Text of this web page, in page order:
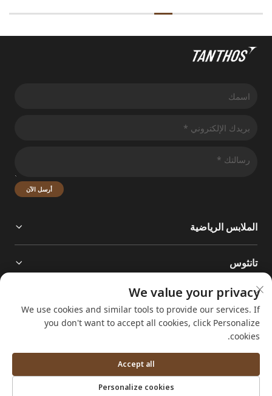
أرسل الآن
الملابس الرياضية
تانثوس
اتصل بنا
ADD：الغرفة ١١٠٨، المبنى ١، رقم ٧ شارع جينان الجنوبي، بلدة جينان الفرعية، مدينة تشوتشي، مقاط
عة تشجيانغ، الصين
حقوق الطبع والنشر © شركة تشجيانغ تانثوس لمستلزمات الرياضة المحدودة. جميع الحقوق
We value your privacy
We use cookies and similar tools to provide our services. If
you don't want to accept all cookies, click Personalize
cookies.
Personalize cookies
Accept all